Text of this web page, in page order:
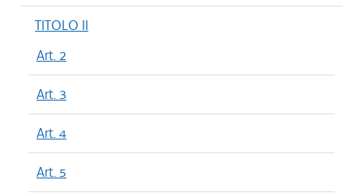
TITOLO II
Art. 2
Art. 3
Art. 4
Art. 5